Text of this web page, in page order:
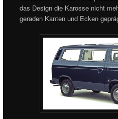
das Design die Karosse nicht
geraden Kanten und Ecken